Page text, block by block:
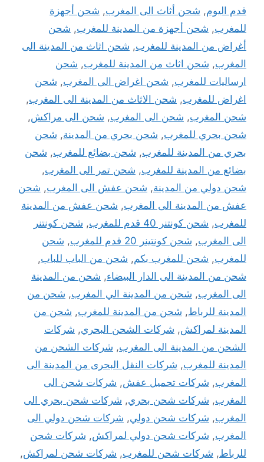
قدم اليوم, شحن أثاث الى المغرب, شحن أجهزة
للمغرب, شحن أجهزة من المدينة للمغرب, شحن
أغراض من المدينة للمغرب, شحن اثاث من المدينة الى
المغرب, شحن اثاث من المدينة للمغرب, شحن
ارساليات للمغرب, شحن اغراض الى المغرب, شحن
اغراض للمغرب, شحن الاثاث من المدينة الى المغرب,
شحن المغرب, شحن الى المغرب, شحن الى مراكش,
شحن بحري للمغرب, شحن بحري من المدينة, شحن
بحري من المدينة للمغرب, شحن بضائع للمغرب, شحن
بضائع من المدينة للمغرب, شحن تمر الى المغرب,
شحن دولي من المدينة, شحن عفش الى المغرب, شحن
عفش من المدينة الى المغرب, شحن عفش من المدينة
للمغرب, شحن كونتنر 40 قدم للمغرب , شحن كونتنر
الى المغرب, شحن كونتينر 20 قدم للمغرب , شحن
للمغرب, شحن للمغرب بكم, شحن من الباب للباب,
شحن من المدينة الى الدار البيضاء, شحن من المدينة
الى المغرب, شحن من المدينة الي المغرب, شحن من
المدينة للرباط, شحن من المدينة للمغرب, شحن من
المدينة لمراكش, شركات الشحن البحري, شركات
الشحن من المدينة الى المغرب, شركات الشحن من
المدينة للمغرب, شركات النقل البحرى من المدينة الى
المغرب, شركات تحميل عفش, شركات شحن الى
المغرب, شركات شحن بحري, شركات شحن بحري الى
المغرب, شركات شحن دولي, شركات شحن دولي الى
المغرب, شركات شحن دولي لمراكش, شركات شحن
للرباط, شركات شحن للمغرب, شركات شحن لمراكش,